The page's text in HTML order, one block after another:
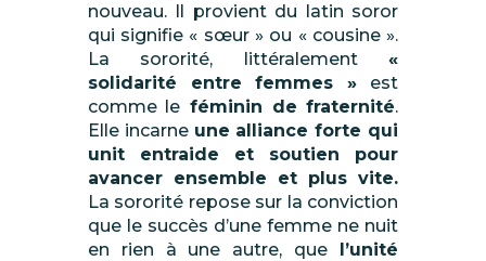
nouveau. Il provient du latin soror
qui signifie « sœur » ou « cousine ».
La sororité, littéralement«
solidarité entre femmes » est
comme le féminin de fraternité.
Elle incarne une alliance forte qui
unit entraide et soutien pour
avancer ensemble
et plus vite.
La sororité repose sur la conviction
que le succès d’une femme ne nuit
en rien à une autre, que l’unité